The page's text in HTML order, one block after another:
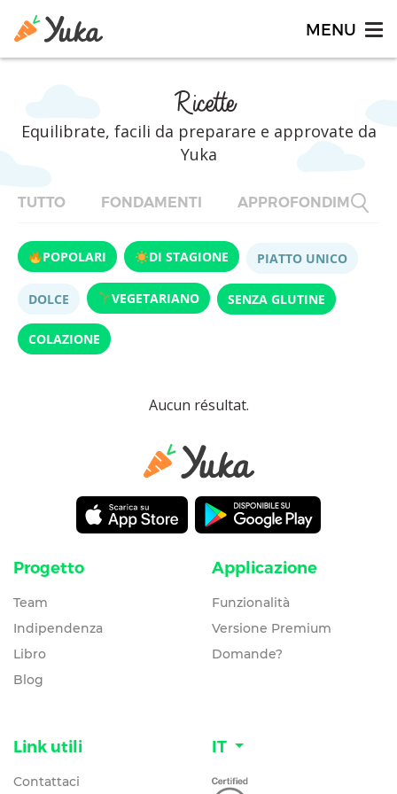
Ricette
Equilibrate, facili da preparare e approvate da
Yuka
TUTTO FONDAMENTI APPROFONDIMENTI
POPOLARI DI STAGIONE PIATTO UNICO
DOLCE VEGETARIANO SENZA GLUTINE
COLAZIONE
Aucun résultat.
Progetto
Team
Indipendenza
Libro
Blog
Applicazione
Funzionalità
Versione Premium
Domande?
Link utili
Contattaci
IT